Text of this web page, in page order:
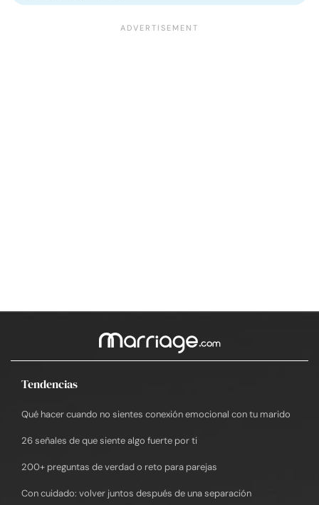
Tendencias
Qué hacer cuando no sientes conexión emocional con tu marido
26 señales de que siente algo fuerte por ti
200+ preguntas de verdad o reto para parejas
Con cuidado: volver juntos después de una separación